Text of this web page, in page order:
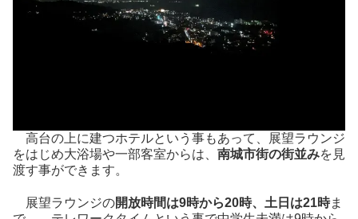
高台の上に建つホテルという事もあって、展望ラウンジ
をはじめ大浴場や一部客室からは、 南城市街の街並みを見
渡す事ができます。
展望ラウンジの開放時間は9時から20時、土日は21時ま